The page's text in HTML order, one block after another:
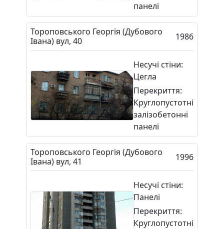
панелі
Тороповського Георгія (Дубового
Івана) вул, 40
1986
Несучі стіни:
Цегла
Перекриття:
Круглопустотні
залізобетонні
панелі
Тороповського Георгія (Дубового
Івана) вул, 41
1996
Несучі стіни:
Панелі
Перекриття:
Круглопустотні